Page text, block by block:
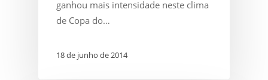
ganhou mais intensidade neste clima
de Copa do…
18 de junho de 2014